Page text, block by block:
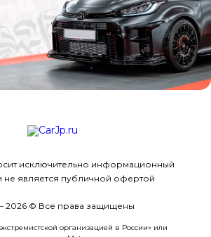
исключительно информационный
не является публичной офертой
2026 © Все права защищены
организацией в России» или